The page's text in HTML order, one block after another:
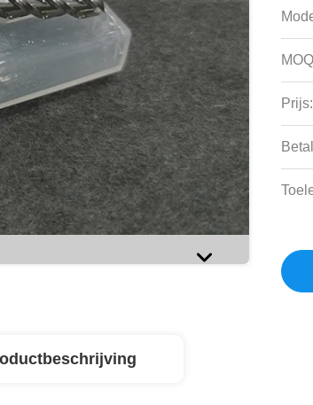
Prijs: